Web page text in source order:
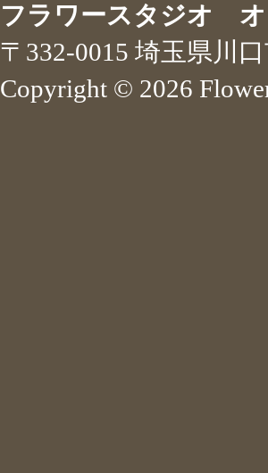
フラワースタジオ
〒332-0015 埼玉県川
Copyright © 2026